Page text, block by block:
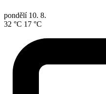
pondělí 10. 8.
32 °C 17 °C